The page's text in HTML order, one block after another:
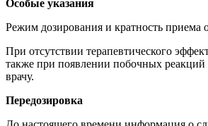
Особые указания
Режим дозирования и кратность приема
При отсутствии терапевтического
также при появлении побочных реакций
врачу.
Передозировка